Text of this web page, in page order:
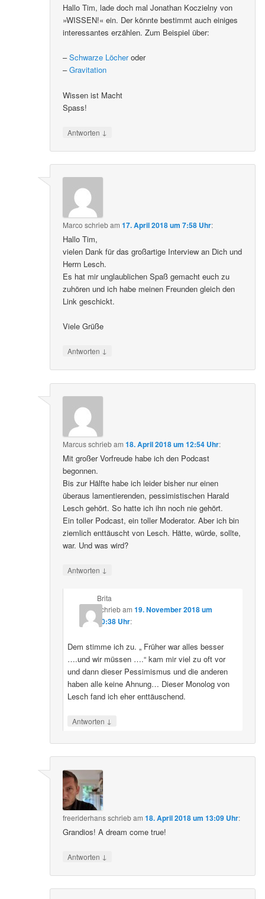
Hallo Tim, lade doch mal Jonathan Koczielny von
»WISSEN!« ein. Der könnte bestimmt auch einiges
interessantes erzählen. Zum Beispiel über:
–Schwarze Löcheroder
–Gravitation
Wissen ist Macht
Spass!
Antworten ↓
Marco schriebam17. April 2018 um 7:58 Uhr:
Hallo Tim,
vielen Dank für das großartige Interview an Dich und
Herrn Lesch.
Es hat mir unglaublichen Spaß gemacht euch zu
zuhören und ich habe meinen Freunden gleich den
Link geschickt.
Viele Grüße
Antworten ↓
Marcusschriebam18. April 2018 um 12:54 Uhr:
Mit großer Vorfreude habe ich den Podcast
begonnen.
Bis zur Hälfte habe ich leider bisher nur einen
überaus lamentierenden, pessimistischen Harald
Lesch gehört. So hatte ich ihn noch nie gehört.
Ein toller Podcast, ein toller Moderator. Aber ich bin
ziemlich enttäuscht von Lesch. Hätte, würde, sollte,
war. Und was wird?
Antworten ↓
Brita
schriebam 19. November 2018 um
20:38 Uhr:
Dem stimme ich zu. „ Früher war alles besser
….und wir müssen ….“ kam mir viel zu oft vor
und dann dieser Pessimismus und die anderen
haben alle keine Ahnung… Dieser Monolog von
Lesch fand ich eher enttäuschend.
Antworten ↓
freeriderhansschriebam18. April 2018 um 13:09 Uhr:
Grandios! A dream come true!
Antworten ↓